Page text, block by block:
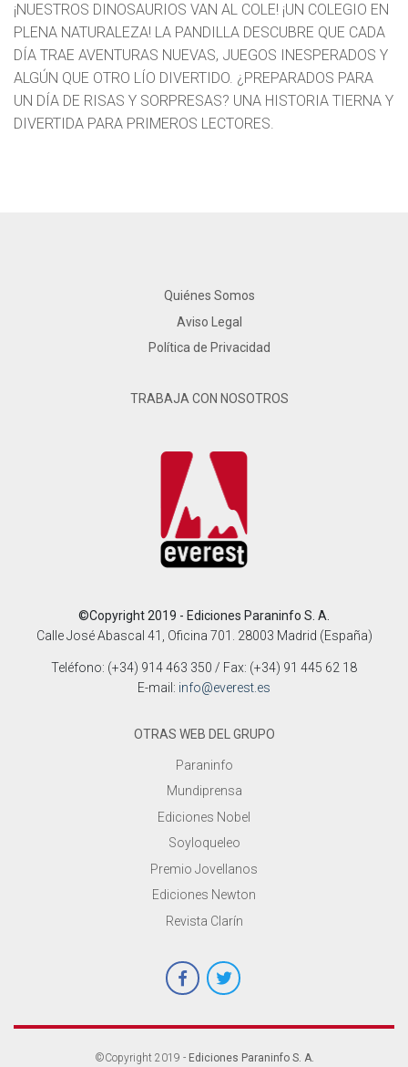
¡NUESTROS DINOSAURIOS VAN AL COLE! ¡UN COLEGIO EN
PLENA NATURALEZA! LA PANDILLA DESCUBRE QUE CADA
DÍA TRAE AVENTURAS NUEVAS, JUEGOS INESPERADOS Y
ALGÚN QUE OTRO LÍO DIVERTIDO. ¿PREPARADOS PARA
UN DÍA DE RISAS Y SORPRESAS? UNA HISTORIA TIERNA Y
DIVERTIDA PARA PRIMEROS LECTORES.
Quiénes Somos
Aviso Legal
Política de Privacidad
TRABAJA CON NOSOTROS
©Copyright 2019 - Ediciones Paraninfo S. A.
Calle José Abascal 41, Oficina 701. 28003 Madrid (España)
Teléfono: (+34) 914 463 350 / Fax: (+34) 91 445 62 18
E-mail: info@everest.es
OTRAS WEB DEL GRUPO
Paraninfo
Mundiprensa
Ediciones Nobel
Soyloqueleo
Premio Jovellanos
Ediciones Newton
Revista Clarín
©Copyright 2019 - Ediciones Paraninfo S. A.